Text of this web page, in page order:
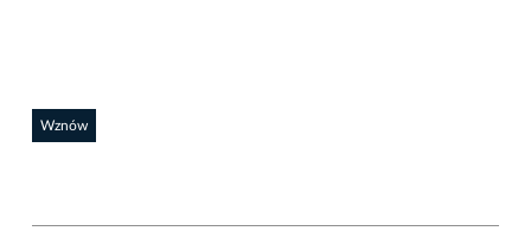
Wznów